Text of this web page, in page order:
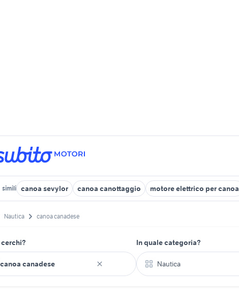
simili canoa sevylor canoa canottaggio motore elettrico per canoa
Nautica canoa canadese
In quale categoria?
Nautica